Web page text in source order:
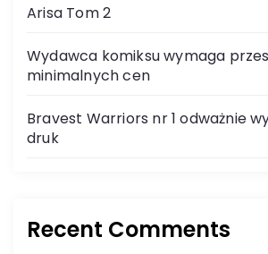
Arisa Tom 2
Wydawca komiksu wymaga
minimalnych cen
Bravest Warriors nr 1 odważnie
druk
Recent Comments